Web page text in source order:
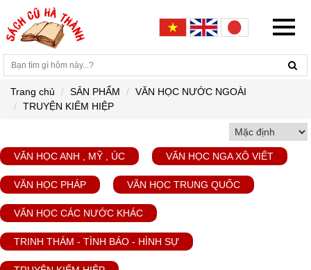
Trang chủ SẢN PHẨM
VĂN HỌC NƯỚC NGOÀI
TRUYỆN KIẾM HIỆP
VĂN HỌC ANH , MỸ , ÚC VĂN HỌC NGA XÔ VIẾT
VĂN HỌC PHÁP VĂN HỌC TRUNG QUỐC
VĂN HỌC CÁC NƯỚC KHÁC
TRINH THÁM - TÌNH BÁO - HÌNH SỰ